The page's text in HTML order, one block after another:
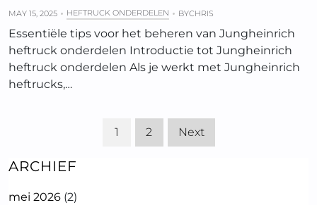
MAY 15, 2025 HEFTRUCK ONDERDELEN BYCHRIS
Essentiële tips voor het beheren van Jungheinrich
heftruck onderdelen Introductie tot Jungheinrich
heftruck onderdelen Als je werkt met Jungheinrich
heftrucks,…
1 2 Next
ARCHIEF
mei 2026 (2)